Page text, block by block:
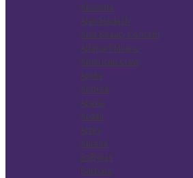
Aksioma
Alan Hadash
Alex Beauty Concept
Alfaparf Milano
American Crew
Andis
Andrea
Aravia
Ardell
Artex
Aurelia
BaByliss
Barbara